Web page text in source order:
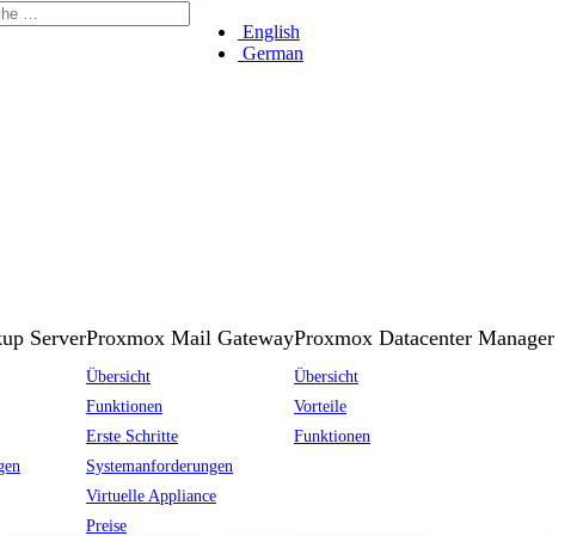
English
German
ServerProxmox Mail Gateway
Übersicht
Funktionen
Erste Schritte
Systemanforderungen
Virtuelle Appliance
Preise
Proxmox Datacenter Manager
Übersicht
Vorteile
Funktionen